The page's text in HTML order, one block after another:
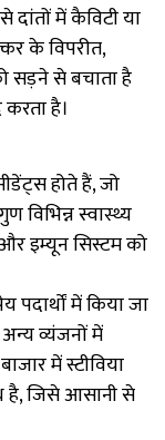
दांतों में कैविटी या
के विपरीत,
सड़ने से बचाता है
है।
होते हैं,जो
विभिन्न स्वास्थ्य
इम्यून सिस्टम को
पदार्थों में किया जा
व्यंजनों में
में स्टीविया
है,जिसे आसानी से